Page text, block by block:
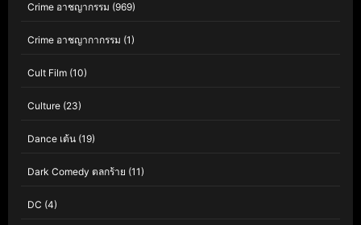
Crime อาชญากรรม (969)
Crime อาชญากากรรม (1)
Cult Film (10)
Culture (23)
Dance เต้น (19)
Dark Comedy ตลกร้าย (11)
DC (4)